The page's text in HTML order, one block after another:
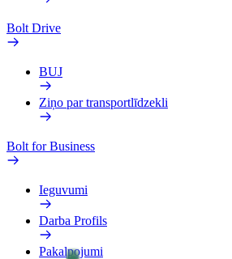
Bolt Drive
BUJ
Ziņo par transportlīdzekli
Bolt for Business
Ieguvumi
Darba Profils
Pakalpojumi